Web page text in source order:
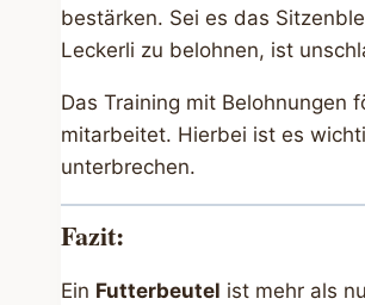
bestärken. Sei es das
Leckerli zu belohnen, ist
Das Training mit Belohnungen
mitarbeitet. Hierbei ist es
unterbrechen.
Fazit:
Ein Futterbeutel ist mehr als